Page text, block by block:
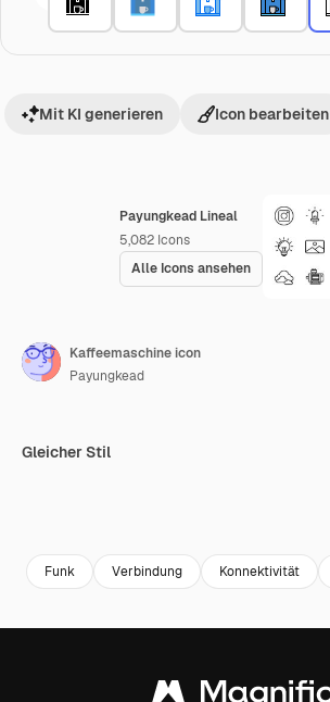
Payungkead Lineal
5,082 Icons
Alle Icons ansehen
Mit KI generieren Icon bearbeiten
Kaffeemaschine icon
Payungkead
Gleicher Stil
Funk Verbindung Konnektivität